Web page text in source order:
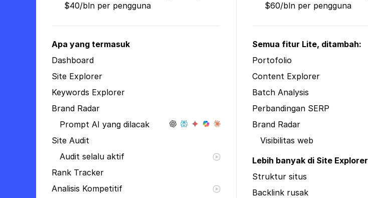
$40/bln per pengguna
$60/bln per pengguna
Apa yang termasuk
Dashboard
Site Explorer
Keywords Explorer
Brand Radar
Prompt AI yang dilacak
Site Audit
Audit selalu aktif
Rank Tracker
Analisis Kompetitif
Semua fitur Lite, ditambah:
Portofolio
Content Explorer
Batch Analysis
Perbandingan SERP
Brand Radar
Visibilitas web
Lebih banyak di Site Explorer
Struktur situs
Backlink rusak